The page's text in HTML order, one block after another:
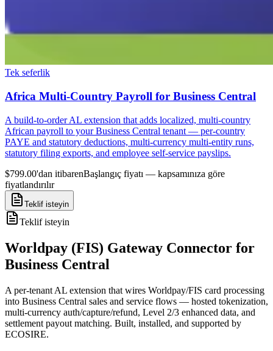
Tek seferlik
Africa Multi-Country Payroll for Business Central
A build-to-order AL extension that adds localized, multi-country
African payroll to your Business Central tenant — per-country
PAYE and statutory deductions, multi-currency multi-entity runs,
statutory filing exports, and employee self-service payslips.
$799.00'dan itibarenBaşlangıç fiyatı — kapsamınıza göre
fiyatlandırılır
Teklif isteyin
Teklif isteyin
Worldpay (FIS) Gateway Connector for
Business Central
A per-tenant AL extension that wires Worldpay/FIS card processing
into Business Central sales and service flows — hosted tokenization,
multi-currency auth/capture/refund, Level 2/3 enhanced data, and
settlement payout matching. Built, installed, and supported by
ECOSIRE.